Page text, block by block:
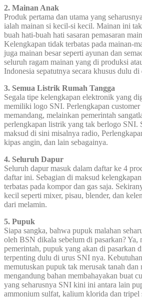
2. Mainan Anak
Produk pertama dan utama yang
ialah mainan si kecil-si kecil. Mainan ini
buah hati-buah hati sasaran pemasaran
Kelengkapan tidak terbatas pada mainan-
juga mainan besar seperti ayunan dan
seluruh ragam mainan yang di produksi
Indonesia sepatutnya secara khusus dulu
3. Semua Listrik Rumah Tangga
Segala tipe kelengkapan elektronik yang
memiliki logo SNI. Perlengkapan customer
memandang, melainkan pemerintah
perlengkapan listrik yang tak berlogo SNI.
maksud di sini misalnya radio,
kipas angin, dan lain sebagainya.
4. Seluruh Dapur
Seluruh dapur masuk dalam daftar ke 4
daftar ini. Sebagian di maksud
terbatas pada kompor dan gas saja.
kecil seperti mixer, pisau, blender, dan
dari melamin.
5. Pupuk
Siapa sangka, bahwa pupuk malahan
oleh BSN dikala sebelum di pasarkan? Ya,
pemerintah, pupuk yang akan di pasarkan
terpenting dulu di urus SNI nya.
memutuskan pupuk tak merusak tanah dan
mengandung bahan membahayakan buat
yang seharusnya SNI kini ini antara lain
ammonium sulfat, kalium klorida dan tripel